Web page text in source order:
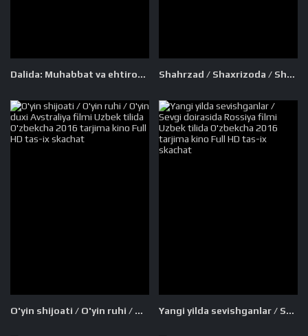
Dalida: Muhabbat va ehtiros Fransiya filmi Uzbek tilida O'zbekcha 2016 tarjima kino Full HD tas-ix skachat Shahrzad / Shaxrizoda / Shahrizod Eron seriali Barcha qismlar Uzbek tilida 2015 O'zbekcha tarjima serial Full HD tas-ix skachat
O'yin shijoati / O'yin ruhi / O'yin duxi Avstraliya filmi Uzbek tilida O'zbekcha 2016 tarjima kino Full HD tas-ix skachat Yangi yilda sevishganlar / Sevgi doirasida Rossiya filmi Uzbek tilida O'zbekcha 2016 tarjima kino Full HD tas-ix skachat